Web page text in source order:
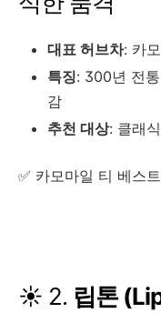
대표 허브차: 카
특징: 300년 전
감
추천 대상: 클래
✅ 카모마일 티 베스
☀️ 2. 립톤